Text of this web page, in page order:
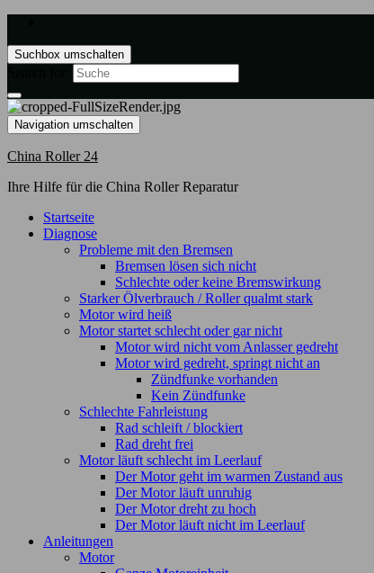
Suchbox umschalten
Navigation umschalten
China Roller 24
Ihre Hilfe für die China Roller Reparatur
Startseite
Diagnose
Probleme mit den Bremsen
Bremsen lösen sich nicht
Schlechte oder keine Bremswirkung
Starker Ölverbrauch / Roller qualmt stark
Motor wird heiß
Motor startet schlecht oder gar nicht
Motor wird nicht vom Anlasser gedreht
Motor wird gedreht, springt nicht an
Zündfunke vorhanden
Kein Zündfunke
Schlechte Fahrleistung
Rad schleift / blockiert
Rad dreht frei
Motor läuft schlecht im Leerlauf
Der Motor geht im warmen Zustand aus
Der Motor läuft unruhig
Der Motor dreht zu hoch
Der Motor läuft nicht im Leerlauf
Anleitungen
Motor